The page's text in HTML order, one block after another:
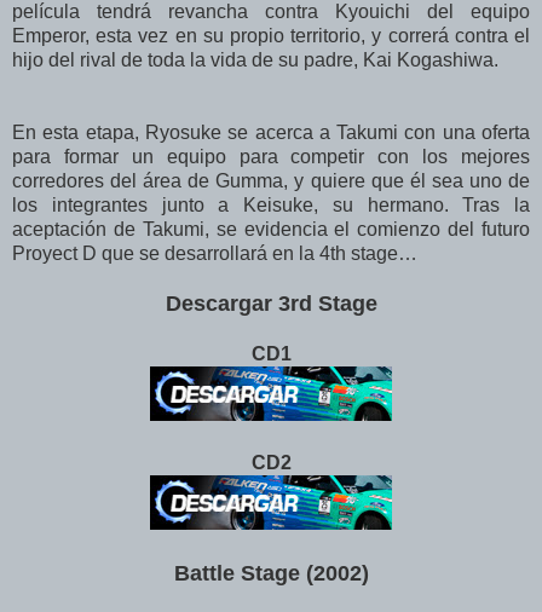
película tendrá revancha contra Kyouichi del equipo
Emperor, esta vez en su propio territorio, y correrá contra el
hijo del rival de toda la vida de su padre, Kai Kogashiwa.
En esta etapa, Ryosuke se acerca a Takumi con una oferta
para formar un equipo para competir con los mejores
corredores del área de Gumma, y quiere que él sea uno de
los integrantes junto a Keisuke, su hermano. Tras la
aceptación de Takumi, se evidencia el comienzo del futuro
Proyect D que se desarrollará en la 4th stage…
Descargar 3rd Stage
CD1
CD2
Battle Stage (2002)